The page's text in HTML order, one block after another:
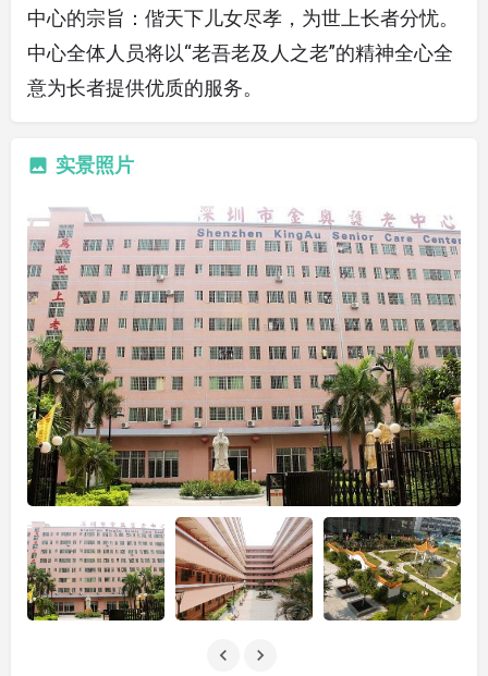
中心的宗旨：偕天下儿女尽孝，为世上长者分忧。
中心全体人员将以“老吾老及人之老”的精神全心全
意为长者提供优质的服务。
实景照片